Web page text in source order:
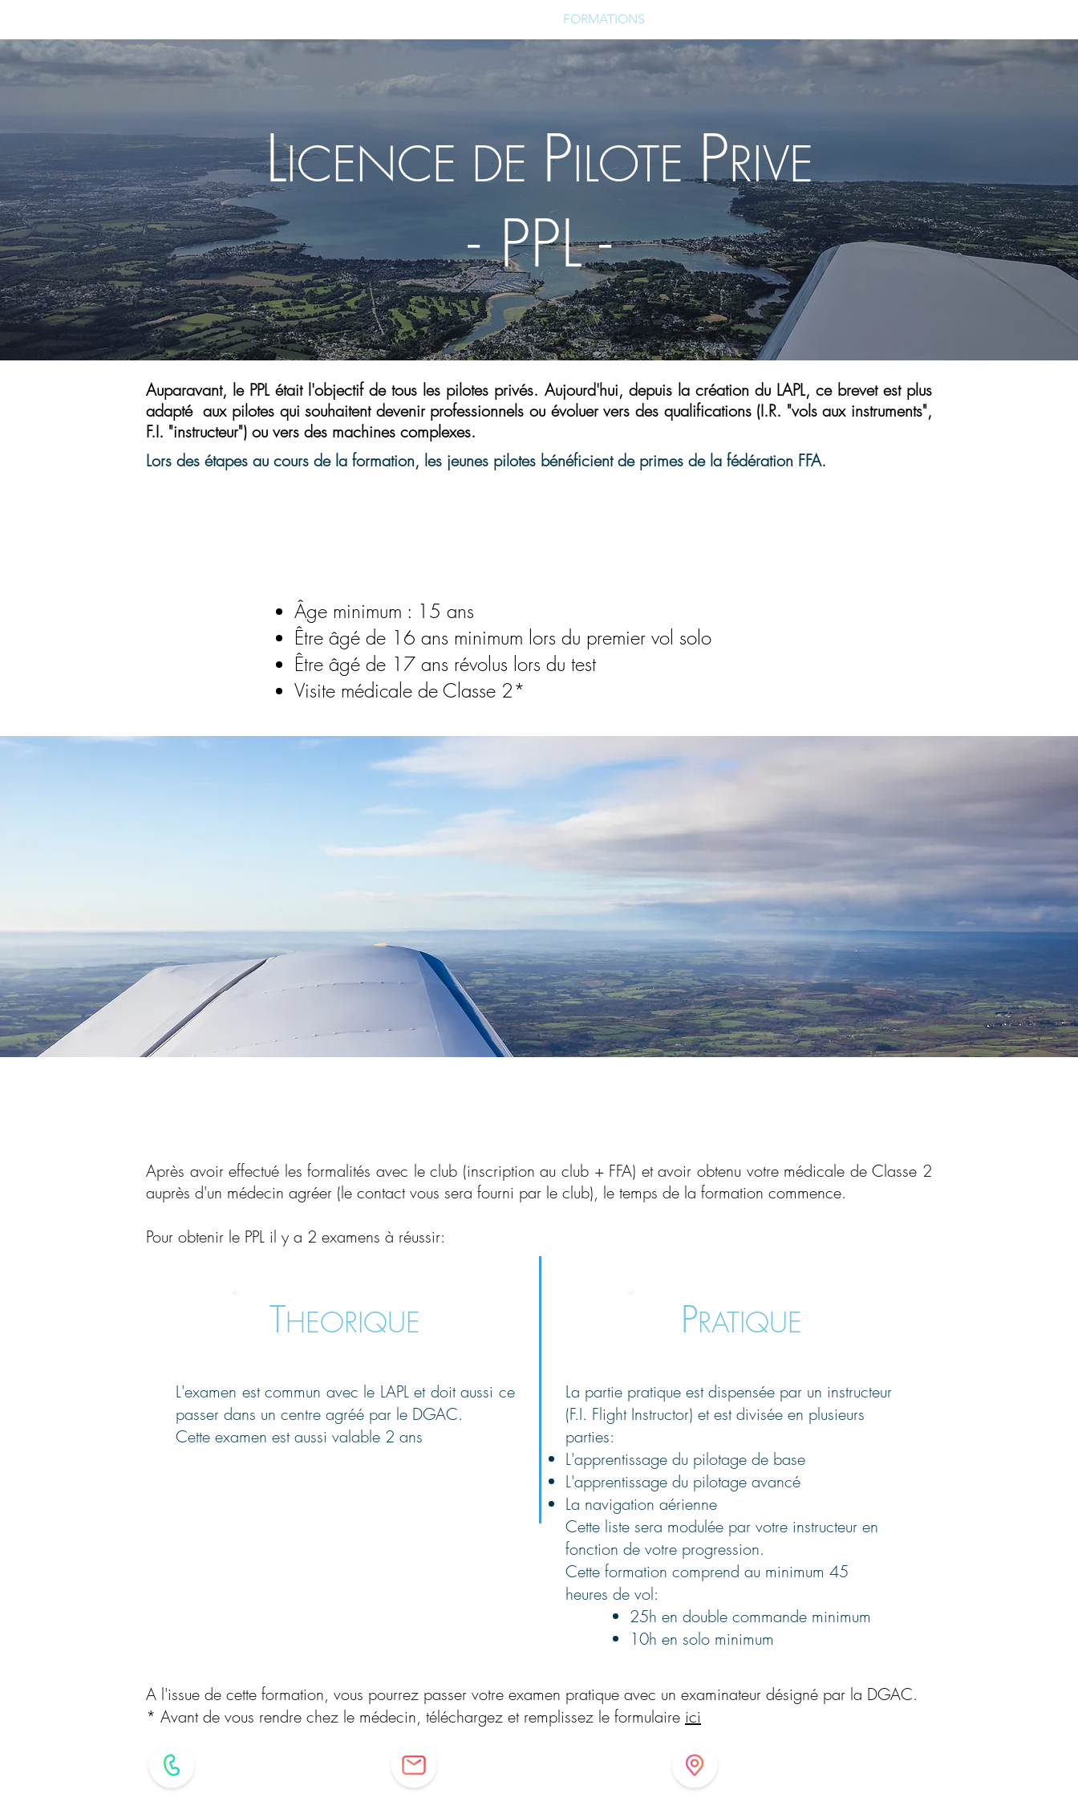
FORMATIONS
LICENCE DE PILOTEPRIVE
- PPL -
Auparavant, le PPL était l'objectif de tous les pilotes privés. Aujourd'hui, depuis la création du LAPL, ce brevet est plus
adapté aux pilotes qui souhaitent devenir professionnels ou évoluer vers des qualifications (I.R. "vols aux instruments",
F.I. "instructeur") ou vers des machines complexes.
Lors des étapes au cours de la formation, les jeunes pilotes bénéficient de primes de la fédération FFA.
Âge minimum : 15 ans
Être âgé de 16 ans minimum lors du premier vol solo
Être âgé de 17 ans révolus lors du test
Visite médicale de Classe 2*
Après avoir effectué les formalités avec le club (inscription au club + FFA) et avoir obtenu votre médicale de Classe 2
auprès d'un médecin agréer (le contact vous sera fourni par le club), le temps de la formation commence.
Pour obtenir le PPL il y a 2 examens à réussir:
THEORIQUE
L'examen est commun avec le LAPL et doit aussi ce
passer dans un centre agréé par le DGAC.
Cette examen est aussi valable 2 ans
PRATIQUE
La partie pratique est dispensée par un instructeur
(F.I. Flight Instructor) et est divisée en plusieurs
parties:
L'apprentissage du pilotage de base
L'apprentissage du pilotage avancé
La navigation aérienne
Cette liste sera modulée par votre instructeur en
fonction de votre progression.
Cette formation comprend au minimum 45
heures de vol:
​​​​​​​25h en double commande minimum
10h en solo minimum
A l'issue de cette formation, vous pourrez passer votre examen pratique avec un examinateur désigné par la DGAC.
* Avant de vous rendre chez le médecin, téléchargez et remplissez le formulaire ici